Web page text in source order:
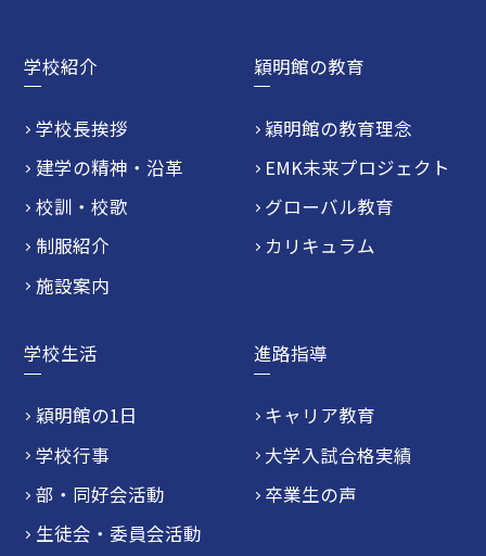
学校紹介
学校長挨拶
建学の精神・沿革
校訓・校歌
制服紹介
施設案内
穎明館の教育
穎明館の教育理念
EMK未来プロジェクト
グローバル教育
カリキュラム
学校生活
穎明館の1日
学校行事
部・同好会活動
生徒会・委員会活動
進路指導
キャリア教育
大学入試合格実績
卒業生の声